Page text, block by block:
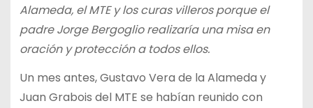
Alameda, el MTE y los curas villeros porque el
padre Jorge Bergoglio realizaría una misa en
oración y protección a todos ellos.
Un mes antes, Gustavo Vera de la Alameda y
Juan Grabois del MTE se habían reunido con